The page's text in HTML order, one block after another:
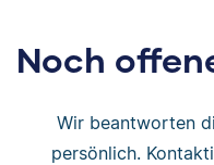
Noch
Wir beantworten
persönlich.